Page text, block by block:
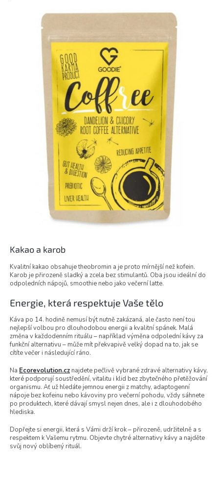
Kakao a karob
Kvalitní kakao obsahuje theobromin a je proto mírnější než kofein.
Karob je přirozeně sladký a zcela bez stimulantů. Oba jsou ideální do
odpoledních nápojů, smoothie nebo jako večerní latte.
Energie, která respektuje Vaše tělo
Káva po 14. hodině nemusí být nutně zakázaná, ale často není tou
nejlepší volbou pro dlouhodobou energii a kvalitní spánek. Malá
změna v každodenním rituálu – například výměna odpolední kávy za
funkční alternativu – může mít překvapivě velký dopad na to, jak se
cítíte večer i následující ráno.
Na Ecorevolution.cz najdete pečlivě vybrané zdravé alternativy kávy,
které podporují soustředění, vitalitu i klid bez zbytečného přetěžování
organismu. Ať už hledáte jemnou energii z matchy, adaptogenní
nápoje bez kofeinu nebo kávoviny pro večerní pohodu, vždy sáhnete
po produktech, které dávají smysl nejen dnes, ale i z dlouhodobého
hlediska.
Dopřejte si energii, která s Vámi drží krok – přirozeně, udržitelně a s
respektem k Vašemu rytmu. Objevte chytré alternativy kávy a najděte
svůj nový oblíbený rituál.